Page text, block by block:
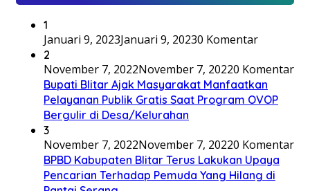
1
Januari 9, 2023Januari 9, 20230 Komentar
2
November 7, 2022November 7, 20220 Komentar
Bupati Blitar Ajak Masyarakat Manfaatkan
Pelayanan Publik Gratis Saat Program OVOP
Bergulir di Desa/Kelurahan
3
November 7, 2022November 7, 20220 Komentar
BPBD Kabupaten Blitar Terus Lakukan Upaya
Pencarian Terhadap Pemuda Yang Hilang di